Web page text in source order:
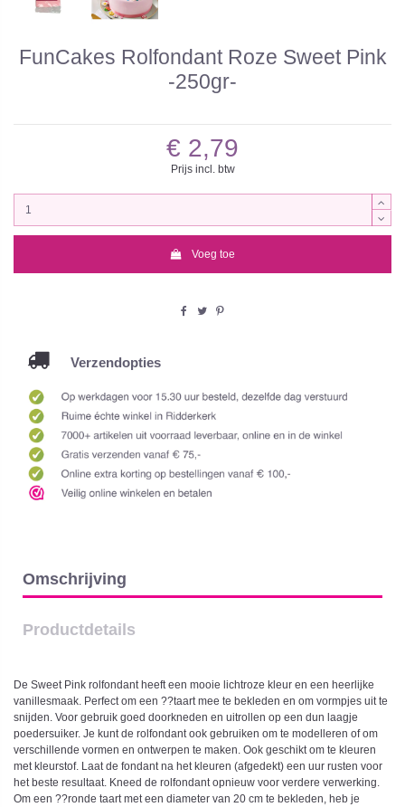
FunCakes Rolfondant Roze Sweet Pink
-250gr-
€ 2,79
Prijs incl. btw
Voeg toe
Verzendopties
Omschrijving
Productdetails
De Sweet Pink rolfondant heeft een mooie lichtroze kleur en een heerlijke
vanillesmaak. Perfect om een ??taart mee te bekleden en om vormpjes uit te
snijden. Voor gebruik goed doorkneden en uitrollen op een dun laagje
poedersuiker. Je kunt de rolfondant ook gebruiken om te modelleren of om
verschillende vormen en ontwerpen te maken. Ook geschikt om te kleuren
met kleurstof. Laat de fondant na het kleuren (afgedekt) een uur rusten voor
het beste resultaat. Kneed de rolfondant opnieuw voor verdere verwerking.
Om een ??ronde taart met een diameter van 20 cm te bekleden, heb je